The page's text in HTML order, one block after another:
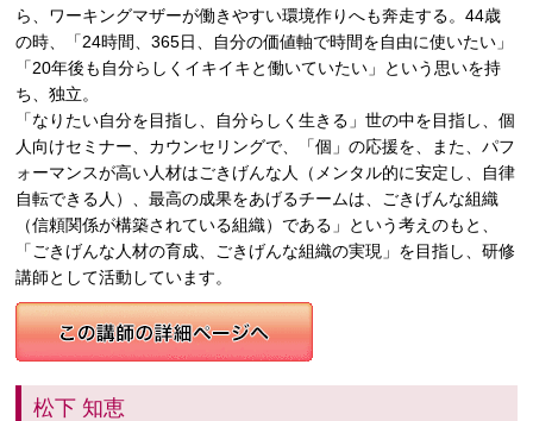
ら、ワーキングマザーが働きやすい環境作りへも奔走する。44歳
の時、「24時間、365日、自分の価値軸で時間を自由に使いたい」
「20年後も自分らしくイキイキと働いていたい」という思いを持
ち、独立。
「なりたい自分を目指し、自分らしく生きる」世の中を目指し、個
人向けセミナー、カウンセリングで、「個」の応援を、また、パフ
ォーマンスが高い人材はごきげんな人（メンタル的に安定し、自律
自転できる人）、最高の成果をあげるチームは、ごきげんな組織
（信頼関係が構築されている組織）である」という考えのもと、
「ごきげんな人材の育成、ごきげんな組織の実現」を目指し、研修
講師として活動しています。
松下 知恵